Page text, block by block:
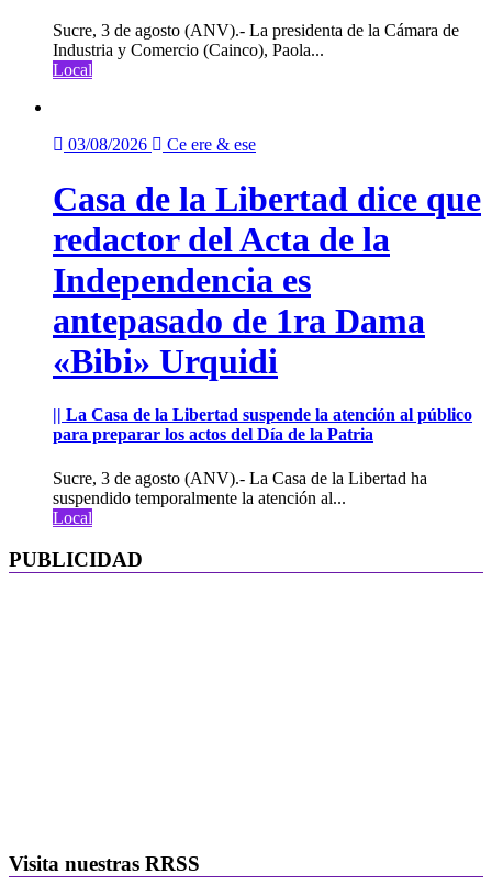
Sucre, 3 de agosto (ANV).- La presidenta de la Cámara de
Industria y Comercio (Cainco), Paola...
Local
03/08/2026 Ce ere & ese
Casa de la Libertad dice que
redactor del Acta de la
Independencia es
antepasado de 1ra Dama
«Bibi» Urquidi
|| La Casa de la Libertad suspende la atención al público
para preparar los actos del Día de la Patria
Sucre, 3 de agosto (ANV).- La Casa de la Libertad ha
suspendido temporalmente la atención al...
Local
PUBLICIDAD
Visita nuestras RRSS